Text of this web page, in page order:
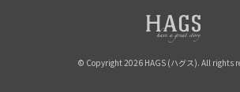
© Copyright 2026 HAGS (ハグス). All rights